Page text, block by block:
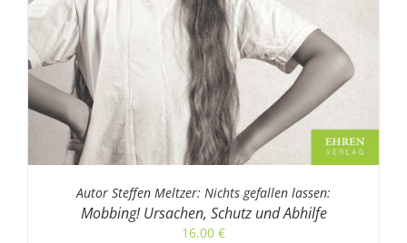
Autor Steffen Meltzer: Nichts gefallen lassen:
Mobbing! Ursachen, Schutz und Abhilfe
16,00 €